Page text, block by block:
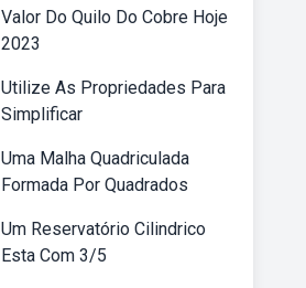
Valor Do Quilo Do Cobre Hoje
2023
Utilize As Propriedades Para
Simplificar
Uma Malha Quadriculada
Formada Por Quadrados
Um Reservatório Cilindrico
Esta Com 3/5